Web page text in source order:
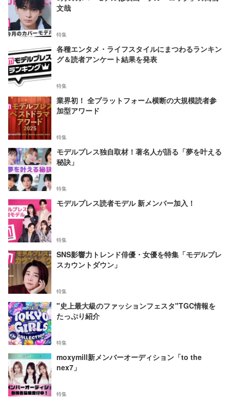
文哉
特集
各種エンタメ・ライフスタイルにまつわるランキン
グ＆読者アンケート結果を発表
特集
業界初！ 全プラットフォーム横断の大規模読者参
加型アワード
特集
モデルプレス独自取材！著名人が語る「夢を叶える
秘訣」
特集
モデルプレス読者モデル 新メンバー加入！
特集
SNS影響力トレンド俳優・女優を特集「モデルプレ
スカウントダウン」
特集
"史上最大級のファッションフェスタ"TGC情報を
たっぷり紹介
特集
moxymill新メンバーオーディション「to the
nex7」
特集